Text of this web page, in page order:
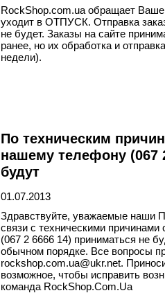
RockShop.com.ua обращает Ваше
уходит в ОТПУСК. Отправка
не будет. Заказы на сайте
ранее, но их обработка и
недели).
По техническим
нашему телефону (067
будут
01.07.2013
Здравствуйте, уважаемые наши
связи с техническими
(067 2 6666 14) приниматься не
обычном порядке. Все вопросы
rockshop.com.ua@ukr.net.
возможное, чтобы исправить
команда RockShop.Com.Ua